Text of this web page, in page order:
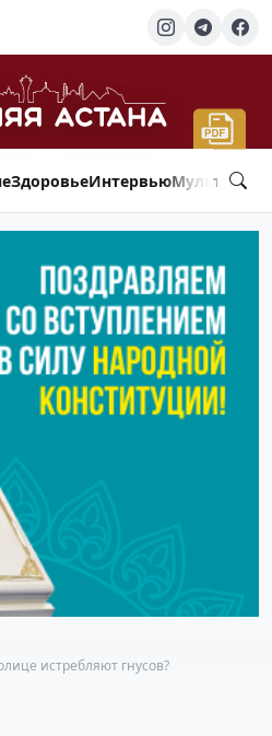
ЗдоровьеИнтервью
истребляют гнусов?